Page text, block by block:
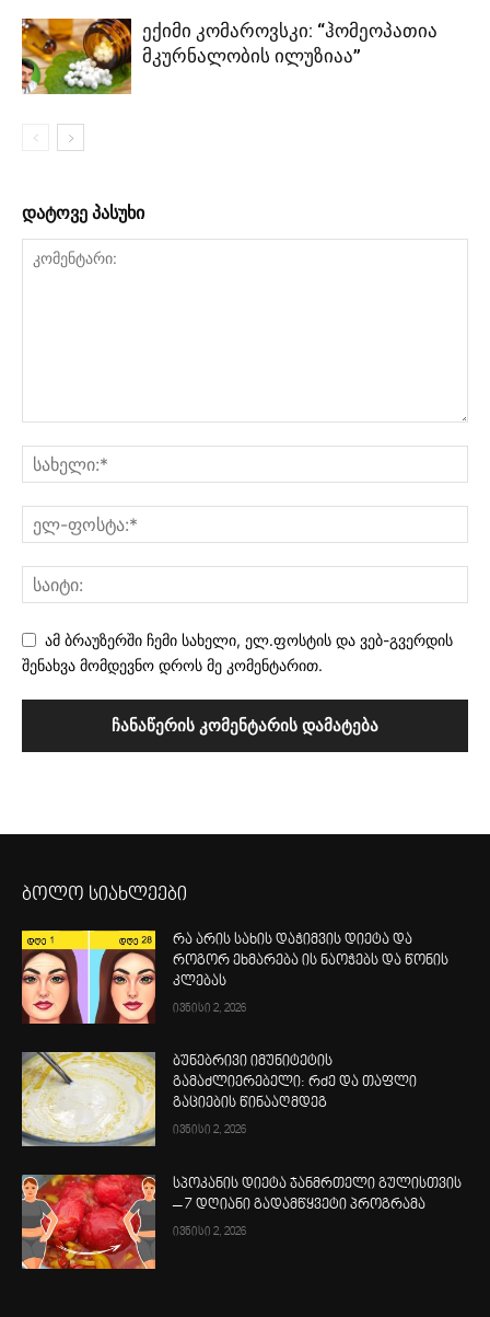
ექიმი კომაროვსკი: “ჰომეოპათია
მკურნალობის ილუზიაა”
დატოვე პასუხი
ამ ბრაუზერში ჩემი სახელი, ელ.ფოსტის და ვებ-გვერდის
შენახვა მომდევნო დროს მე კომენტარით.
ბოლო სიახლეები
რა არის სახის დაჭიმვის დიეტა და
როგორ ეხმარება ის ნაოჭებს და წონის
კლებას
ივნისი 2, 2026
ბუნებრივი იმუნიტეტის
გამაძლიერებელი: რძე და თაფლი
გაციების წინააღმდეგ
ივნისი 2, 2026
სპოკანის დიეტა ჯანმრთელი გულისთვის
– 7 დღიანი გადამწყვეტი პროგრამა
ივნისი 2, 2026